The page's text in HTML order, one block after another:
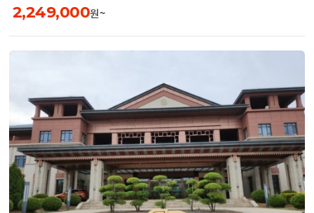
사이의 봄 날씨. 마운틴코스 18홀, 레이크 코스 18홀 총 36홀 규모, 특급 호텔
수준의 리조트.
2,249,000원~